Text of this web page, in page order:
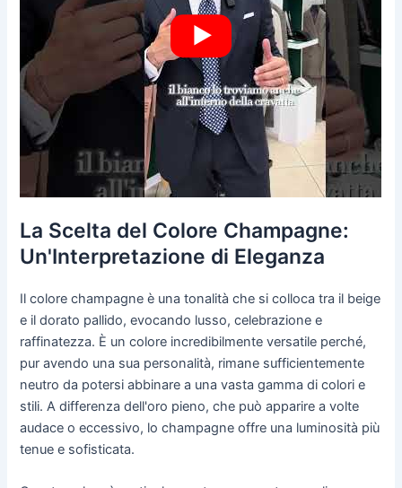
La Scelta del Colore Champagne:
Un'Interpretazione di Eleganza
Il colore champagne è una tonalità che si colloca tra il beige
e il dorato pallido, evocando lusso, celebrazione e
raffinatezza. È un colore incredibilmente versatile perché,
pur avendo una sua personalità, rimane sufficientemente
neutro da potersi abbinare a una vasta gamma di colori e
stili. A differenza dell'oro pieno, che può apparire a volte
audace o eccessivo, lo champagne offre una luminosità più
tenue e sofisticata.